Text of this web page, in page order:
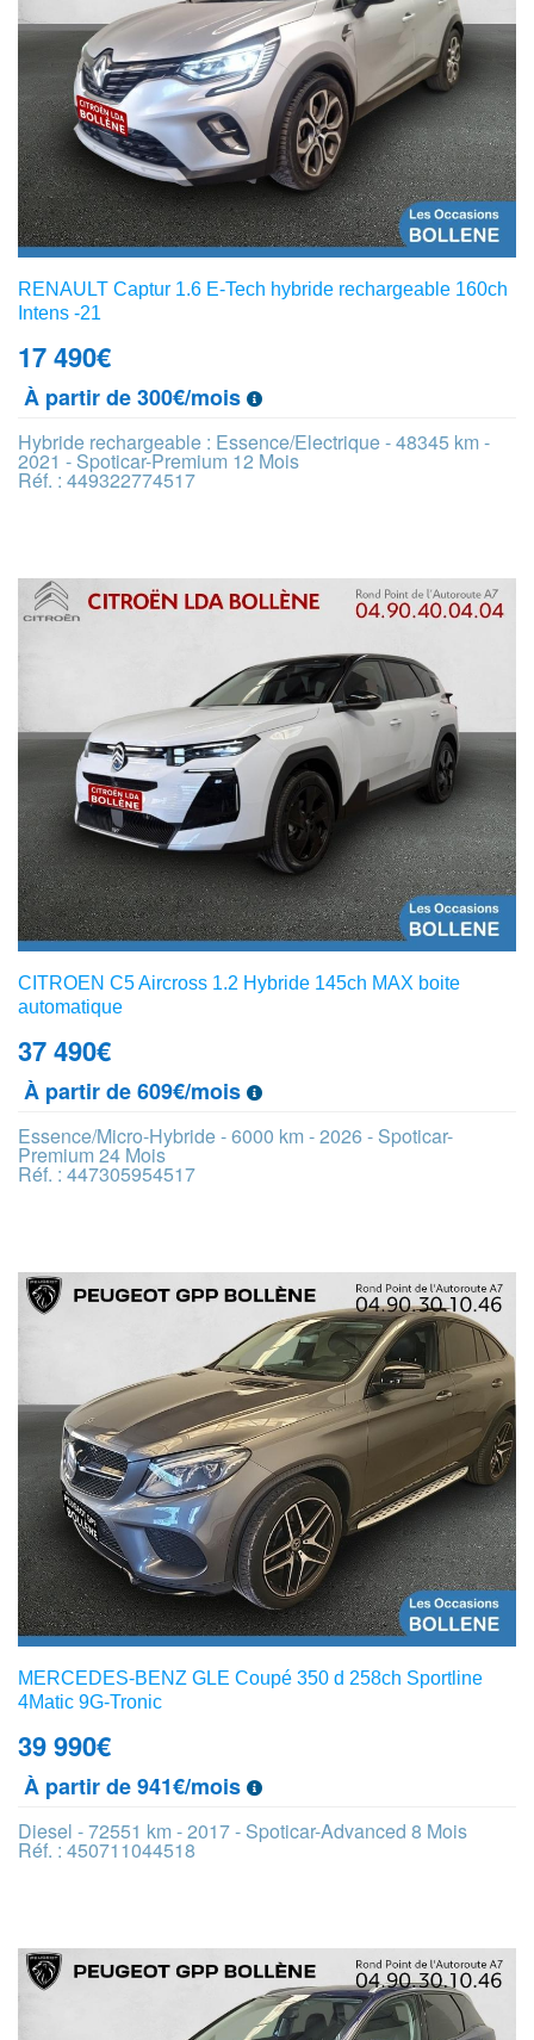
RENAULT Captur 1.6 E-Tech hybride rechargeable 160ch
Intens -21
17 490€
À partir de 300€/mois
Hybride rechargeable : Essence/Electrique - 48345 km -
2021 - Spoticar-Premium 12 Mois
Réf. : 449322774517
CITROEN C5 Aircross 1.2 Hybride 145ch MAX boite
automatique
37 490€
À partir de 609€/mois
Essence/Micro-Hybride - 6000 km - 2026 - Spoticar-
Premium 24 Mois
Réf. : 447305954517
MERCEDES-BENZ GLE Coupé 350 d 258ch Sportline
4Matic 9G-Tronic
39 990€
À partir de 941€/mois
Diesel - 72551 km - 2017 - Spoticar-Advanced 8 Mois
Réf. : 450711044518